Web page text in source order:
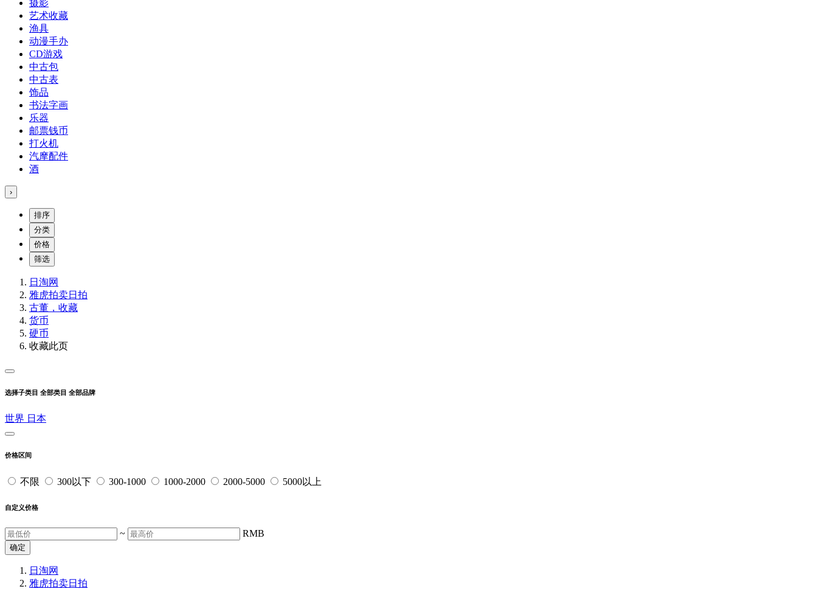
摄影
艺术收藏
渔具
动漫手办
CD游戏
中古包
中古表
饰品
书法字画
乐器
邮票钱币
打火机
汽摩配件
酒
›
排序
分类
价格
筛选
日淘网
雅虎拍卖日拍
古董，收藏
货币
硬币
收藏此页
选择子类目 全部类目 全部品牌
世界 日本
价格区间
不限 300以下 300-1000 1000-2000 2000-5000 5000以上
自定义价格
~ RMB
确定
日淘网
雅虎拍卖日拍